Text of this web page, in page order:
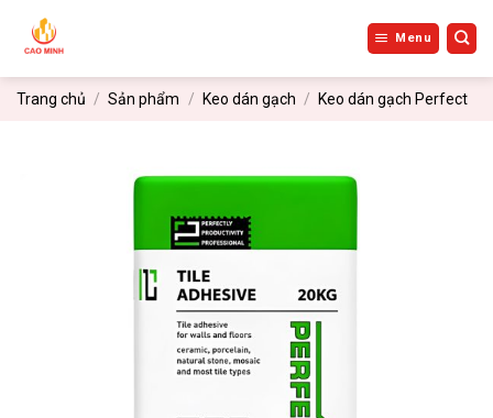
dung
Menu
Trang chủ / Sản phẩm / Keo dán gạch / Keo dán gạch Perfect